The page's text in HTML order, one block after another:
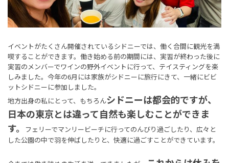
イベントがたくさん開催されているシドニーでは、働く合間に観光を満
喫することができます。働き始める前の期間には、実習が終わった後に
実習のメンバーでワインの野外イベントに行って、テイスティングを楽
しみました。今年の6月には家族がシドニーに旅行にきて、一緒にビビ
ットシドニーに参加しました。
地方出身の私にとって、もちろんシドニーは都会的ですが、
日本の東京とは違って自然も楽しむことができま
す。
フェリーでマンリービーチに行ってのんびり過ごしたり、広々と
した公園の中で羽を伸ばしたりと、快適に過ごすことができています。